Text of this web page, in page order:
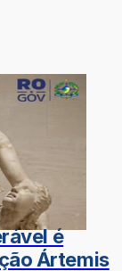
é
Ártemis